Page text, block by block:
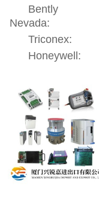
Bently
Nevada:
Triconex:
Honeywell: